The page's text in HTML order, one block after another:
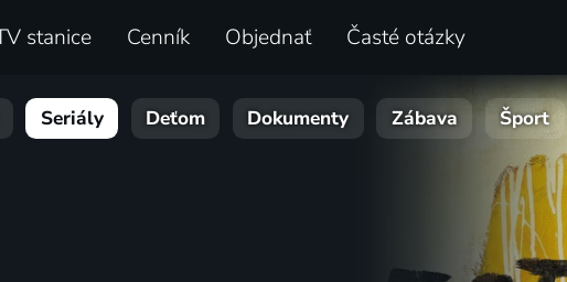
stanice Cenník Objednať Časté otázky
Seriály Deťom Dokumenty Zábava Šport